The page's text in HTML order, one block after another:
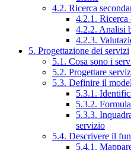
4.2. Ricerca
4.2.1. Ricerca
4.2.2. Analisi
4.2.3.
5. Progettazione dei servizi
5.1. Cosa sono i
5.2. Progettare
5.3. Definire il
5.3.1.
5.3.2.
5.3.3.
servizio
5.4. Descrivere il
5.4.1.